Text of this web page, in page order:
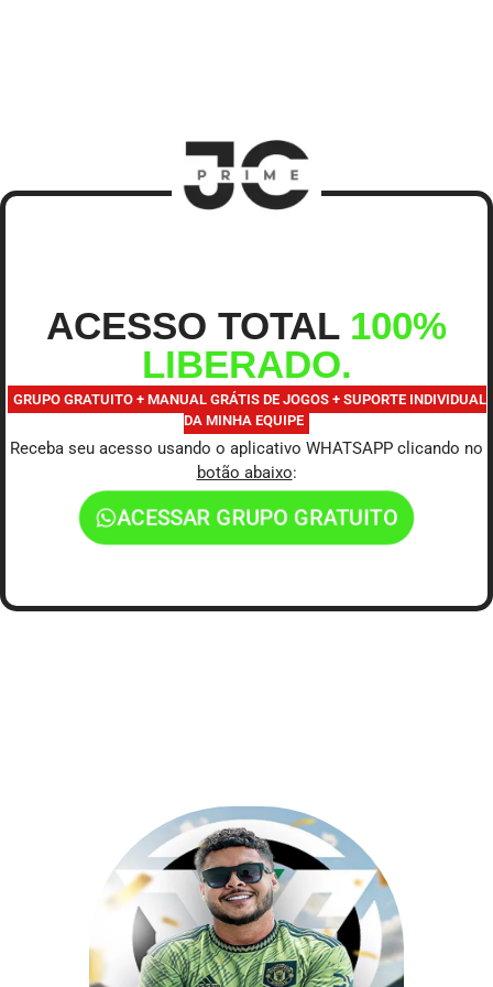
ACESSO TOTAL 100%
LIBERADO.
GRUPO GRATUITO + MANUAL GRÁTIS DE JOGOS + SUPORTE INDIVIDUAL
DA MINHA EQUIPE
Receba seu acesso usando o aplicativo WHATSAPP clicando no
botão abaixo:
ACESSAR GRUPO GRATUITO